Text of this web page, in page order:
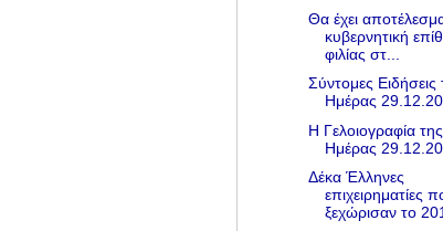
Θα έχει
κυβερνητική
φιλίας στ...
Σύντομες Ειδήσεις
Ημέρας
Η Γελοιογραφία της
Ημέρας
Δέκα Έλληνες
επιχειρηματίες
ξεχώρισαν το